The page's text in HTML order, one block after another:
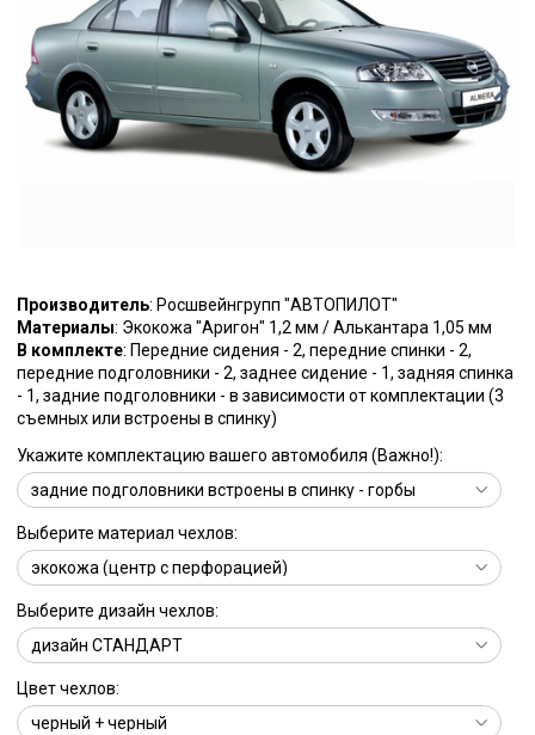
Производитель: Росшвейнгрупп "АВТОПИЛОТ"
Материалы: Экокожа "Аригон" 1,2 мм / Алькантара 1,05 мм
В комплекте: Передние сидения - 2, передние спинки - 2,
передние подголовники - 2, заднее сидение - 1, задняя спинка
- 1, задние подголовники - в зависимости от комплектации (3
съемных или встроены в спинку)
Укажите комплектацию вашего автомобиля (Важно!):
Выберите материал чехлов:
Выберите дизайн чехлов:
Цвет чехлов: